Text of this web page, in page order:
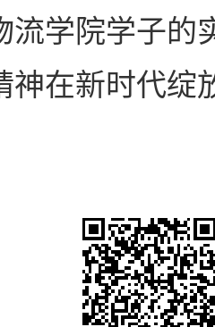
流学院学子的
神在新时代绽